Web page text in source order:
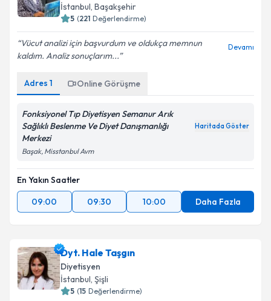
İstanbul, Başakşehir
5 (221 Değerlendirme)
Vücut analizi için başvurdum ve oldukça memnun
kaldım. Analiz sonuçlarım...
Devamı
Adres 1 Online Görüşme
Fonksiyonel Tıp Diyetisyen Semanur Arık
Sağlıklı Beslenme Ve Diyet Danışmanlığı
Merkezi
Haritada Göster
Başak, Misstanbul Avm
En Yakın Saatler
09:00
09:30 10:00 Daha Fazla
Dyt. Hale Taşgın
Diyetisyen
İstanbul, Şişli
5 (15 Değerlendirme)